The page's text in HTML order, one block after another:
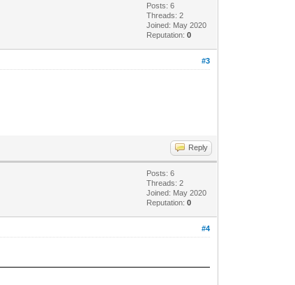
Posts: 6
Threads: 2
Joined: May 2020
Reputation:0
#3
Reply
Posts: 6
Threads: 2
Joined: May 2020
Reputation:0
#4